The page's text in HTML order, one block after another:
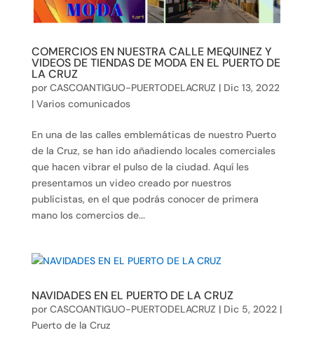
COMERCIOS EN NUESTRA CALLE MEQUINEZ Y
VIDEOS DE TIENDAS DE MODA EN EL PUERTO DE
LA CRUZ
por CASCOANTIGUO-PUERTODELACRUZ | Dic 13, 2022
| Varios comunicados
En una de las calles emblemáticas de nuestro Puerto
de la Cruz, se han ido añadiendo locales comerciales
que hacen vibrar el pulso de la ciudad. Aquí les
presentamos un video creado por nuestros
publicistas, en el que podrás conocer de primera
mano los comercios de...
NAVIDADES EN EL PUERTO DE LA CRUZ
por CASCOANTIGUO-PUERTODELACRUZ | Dic 5, 2022|
Puerto de la Cruz